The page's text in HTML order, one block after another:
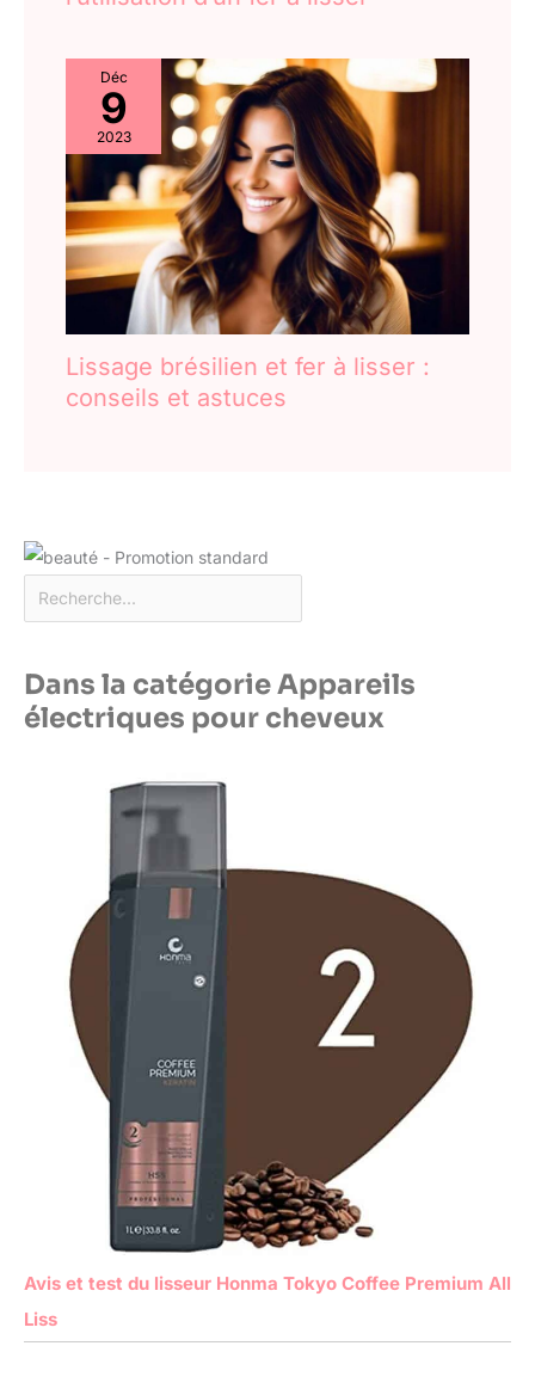
Déc
9
2023
Lissage brésilien et fer à lisser :
conseils et astuces
Dans la catégorie Appareils
électriques pour cheveux
Avis et test du lisseur Honma Tokyo Coffee Premium All
Liss